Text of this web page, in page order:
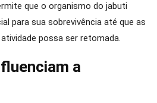
que o organismo do jabuti
para sua sobrevivência até que as
possa ser retomada.
a